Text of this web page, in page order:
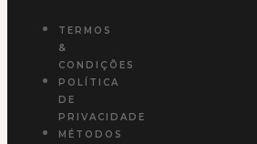
TERMOS
&
CONDIÇÕES
POLÍTICA
DE
PRIVACIDADE
MÉTODOS